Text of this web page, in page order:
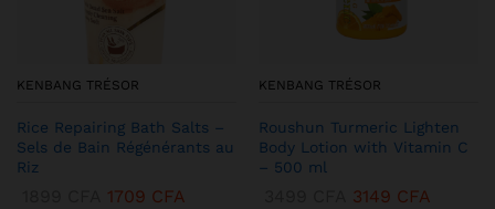
KENBANG TRÉSOR
Rice Repairing Bath Salts –
Sels de Bain Régénérants au
Riz
1709 CFA
KENBANG TRÉSOR
Roushun Turmeric Lighten
Body Lotion with Vitamin C
– 500 ml
3149 CFA